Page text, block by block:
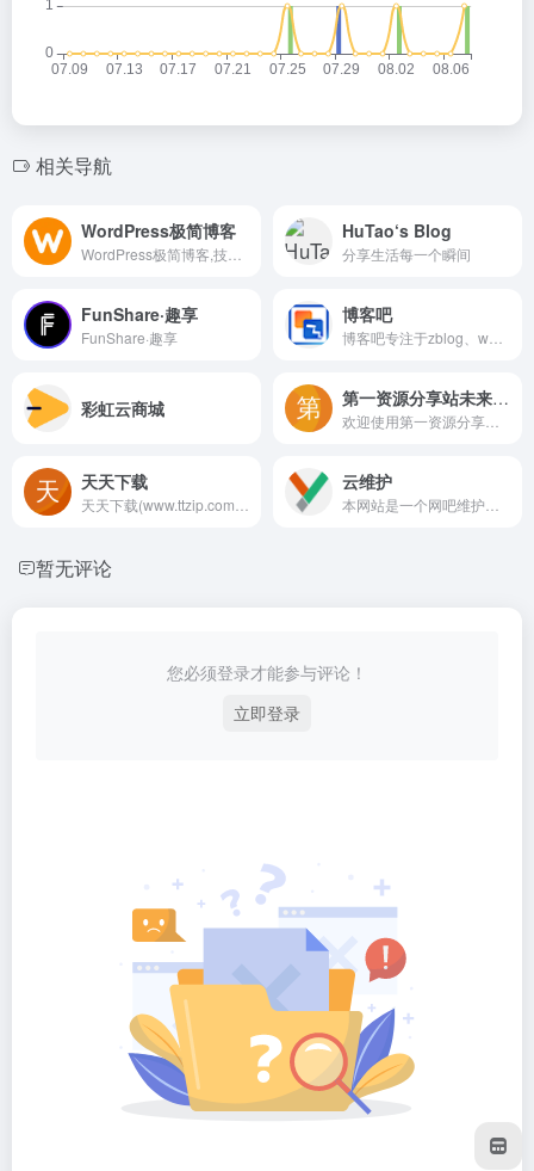
相关导航
WordPress极简博客 HuTao‘s Blog
分享生活每一个瞬间
FunShare·趣享
FunShare·趣享
博客吧
彩虹云商城 第一资源分享站未来科技资源库，探索无限可能
天天下载 云维护
暂无评论
您必须登录才能参与评论！
立即登录